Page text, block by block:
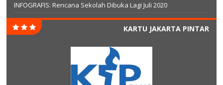
INFOGRAFIS: Rencana Sekolah Dibuka Lagi Juli 2020
KARTU JAKARTA PINTAR